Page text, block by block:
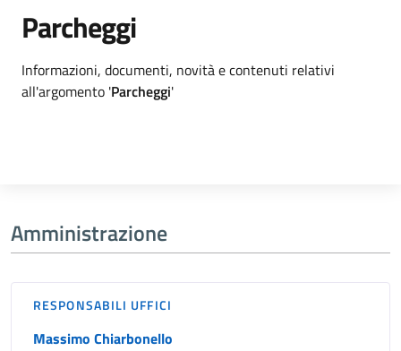
Parcheggi
Dettagli argomento
Informazioni, documenti, novità e contenuti relativi
all'argomento 'Parcheggi'
Amministrazione
RESPONSABILI UFFICI
Massimo Chiarbonello